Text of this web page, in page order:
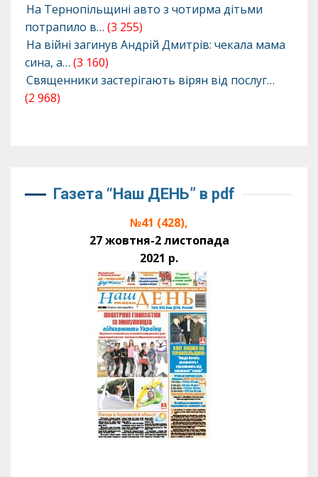
На Тернопільщині авто з чотирма дітьми
потрапило в… (3 255)
На війні загинув Андрій Дмитрів: чекала мама
сина, а… (3 160)
Священники застерігають вірян від послуг…
(2 968)
Газета “Наш ДЕНЬ” в pdf
№41 (428),
27 жовтня-2 листопада
2021 р.